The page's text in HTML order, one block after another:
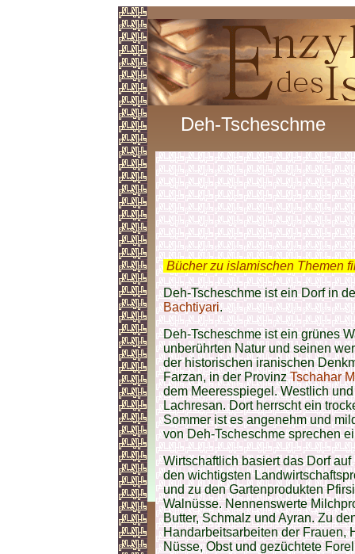
Deh-Tscheschme
Bücher zu islamischen Themen
Deh-Tscheschme ist ein Dorf in
Bachtiyari.
Deh-Tscheschme ist ein grünes
unberührten Natur und seinen
der historischen iranischen
Farzan, in der ProvinzTschahar
dem Meeresspiegel. Westlich
Lachresan. Dort herrscht ein
Sommer ist es angenehm und
von Deh-Tscheschme sprechen
Wirtschaftlich basiert das Dorf
den wichtigsten
und zu den Gartenprodukten
Walnüsse. Nennenswerte
Butter, Schmalz und Ayran. Zu
Handarbeitsarbeiten der Frauen,
Nüsse, Obst und gezüchtete